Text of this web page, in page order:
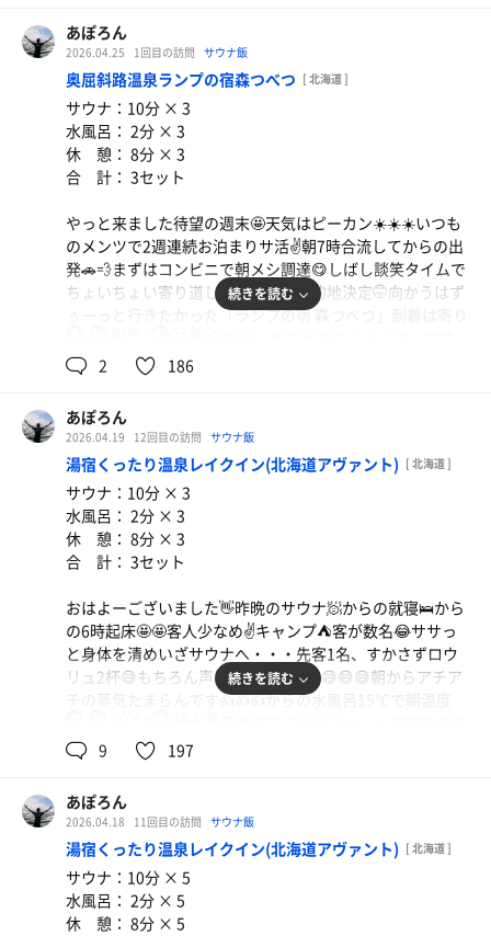
腹いっぱい🈵大満足😂
夕食バイキング
やるぞ
トンテキ・ロースカツ定食
腹パン🤩大満足
しょうゆラーメン+チャーマヨ丼
ずっと気になってましたが初訪問👍美味かったぁー
してからの待望のサウナへ・・・そんな混み込みしておら
ずストレスフリー✌️✌️✌️ササっと身体を清めいざサウナ
へ・・・🏃‍♂️‍➡️🏃‍♂️‍➡️素晴らしい湿度でしかも広い👍まさにス
トレスフリー👍先客1名で「ロウリュしまぁーす」の声に
「お願いします」の返答‼️ありがとうございます😭湿度上
昇して先客さんと蒸されます💦💦💦毛穴が広がってるのか
すぐにキレイな玉汗👍👍からの水風呂実測16.1℃で阿寒湖
を眺めながらクールダウン🆒⤵️からの天空のインフィニテ
ゃくちゃ話しながら満点の星空を眺めながら休憩👍👍👍不
感湯ぐらいの温度でずっと居られますよ👍👍👍👍👍だいた
い同じスパンのサ活メンバーと天空のインフィニティスパ
で待ち合わせを繰り返して5セット完了✅みんなでの休憩
飲み放題にアイス食べ放題しかも製氷機まであるのでサウ
で日付けは変わり就寝🛌🛌🛌🛌明日の朝サウナ楽しみにし
て寝まぁーす😪😪😪おやすみなさい💤
追記：ゴールデンウィーク前でしたがほぼ満室🈵でしたが
風呂もサウナも混まず最高のホテルライフでしたよー。バ
イキングもサウナも外気浴もサイコーで大満足でした👍👍
👍
あぽろん
2026.04.25 1回目の訪問 サウナ飯
奥屈斜路温泉ランプの宿森つべつ [ 北海道 ]
サウナ：10分 × 3
水風呂： 2分 × 3
休 憩： 8分 × 3
合 計： 3セット
やっと来ました待望の週末🤩天気はピーカン☀️☀️☀️いつも
のメンツで2週連続お泊まりサ活✌️朝7時合流してからの出
発🚗💨まずはコンビニで朝メシ調達😋しばし談笑タイムで
ちょいちょい寄り道しながら急遽目的地決定🤭向かうはず
ぅーっと行きたかった「ランプの宿 森つべつ」到着は寄り
囲気最高👍駐車場も少なめで最高👍リロクラブの50円引き
宿って感じで👍👍👍しばしロビーを探索してからの入浴
🏃‍♂️‍➡️脱衣所は広くは無いですが充分👍浴場も広くは無いで
すが先客2名で👍👍ササっと身体を清めいざサウナ
へ・・・5〜6名定員ぐらいのテレビ付きサウナ‼️毎時5分・
25分・45分の20分毎のオートロウリュです🤩室温82℃で
いい感じの湿度ですがオートロウリュ発動するとさらに湿
度上昇☝️☝️☝️熱すぎずちょうど良い‼️最高です😊😊😊からの
水風呂は実測17.8℃でずっと入ってられますよ🤭🤭🤭から
い風を浴びながら休憩😵‍💫😵‍💫😵‍💫最高に気持ちいい👍👍👍3セ
ット繰り返して終了☑️
ここのオススメポイントはお湯♨️PH9.6のアルカリ泉質は
ヌルヌルすべすべで超お気に入り👍ずっと行きたかった理
い。絶対後悔しないですよ👋
追記：PH9.6のアルカリ泉質がこんなにいいとは思わなか
ったぁ〜❗️めちゃくちゃオススメ👍👍
帰りに1番人気のソフトクリームを注文😅出て来たらなん
とスジャータじゃないの😱形もグニャグニャで残念😢まぁ
スジャータも美味いけどね・・・😅
続きを読む
2 186
あぽろん
2026.04.19 12回目の訪問 サウナ飯
湯宿くったり温泉レイクイン(北海道アヴァント) [ 北海道 ]
サウナ：10分 × 3
水風呂： 2分 × 3
休 憩： 8分 × 3
合 計： 3セット
おはよーございました👋昨晩のサウナ🧖からの就寝🛌から
の6時起床🤩🤩客人少なめ✌️キャンプ⛺️客が数名😂ササっ
と身体を清めいざサウナへ・・・先客1名、すかさずロウ
リュ2杯😅もちろん声掛けしてますよ😅😅😅朝からアチア
チの蒸気たまらんです👍👍👍からの水風呂15℃で朝温度
で十勝の風を浴びながらの外気浴は気持ちいぃ〜🤭
朝は軽めの3セット完了✅
安全運転で帰りまぁーす🚗💨
追記：やっぱ皆で来ると楽しい😃
あっと言う間に時間が過ぎてしまう。😭
続きを読む
9 197
あぽろん
2026.04.18 11回目の訪問 サウナ飯
湯宿くったり温泉レイクイン(北海道アヴァント) [ 北海道 ]
サウナ：10分 × 5
水風呂： 2分 × 5
休 憩： 8分 × 5